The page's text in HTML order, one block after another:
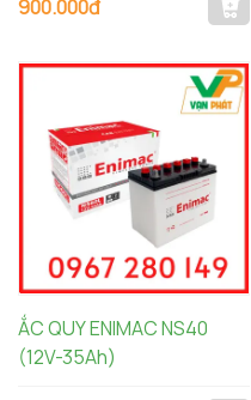
900.000đ
ẮC QUY ENIMAC NS40
(12V-35Ah)